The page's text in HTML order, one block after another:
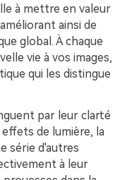
à mettre en valeur
ainsi de
global. À chaque
vie à vos images,
qui les distingue
par leur clarté
de lumière, la
série d'autres
à leur